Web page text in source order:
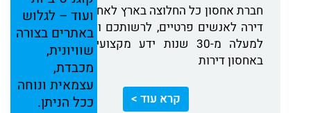
ועוד – לגלוש
באתרים בצורה
שוויונית,
מכבדת,
עצמאית ונוחה
ככל הניתן.
חברת אחסון כל החלוצה בארץ לאחסון תכולת
דירה לאנשים פרטיים, לרשותכם ולשירותכם
למעלה מ-30 שנות ידע מקצועיות וניסיון
באחסון דירות
קרא עוד >